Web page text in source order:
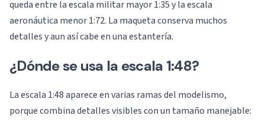
queda entre la escala militar mayor 1:35 y la escala
aeronáutica menor 1:72. La maqueta conserva muchos
detalles y aun así cabe en una estantería.
¿Dónde se usa la escala 1:48?
La escala 1:48 aparece en varias ramas del modelismo,
porque combina detalles visibles con un tamaño manejable: